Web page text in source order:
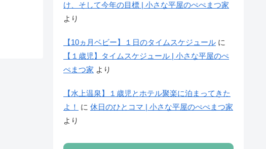
け、そして今年の目標 | 小さな平屋のぺぺまつ家
より
【10ヵ月ベビー】１日のタイムスケジュール に
【１歳児】タイムスケジュール | 小さな平屋のぺ
ぺまつ家 より
【水上温泉】１歳児とホテル聚楽に泊まってきた
よ！
に 休日のひとコマ | 小さな平屋のぺぺまつ家
より